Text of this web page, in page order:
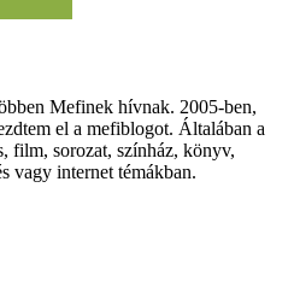
Mefinek hívnak. 2005-ben,
el a mefiblogot. Általában a
film, sorozat, színház, könyv,
vagy internet témákban.